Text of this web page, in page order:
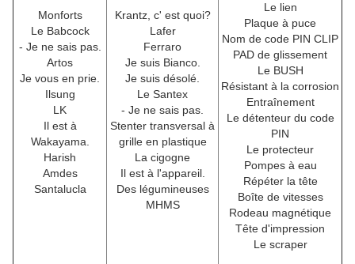
Monforts
Le Babcock
- Je ne sais pas.
Artos
Je vous en prie.
Ilsung
LK
Il est à
Wakayama.
Harish
Amdes
Santalucla
Krantz, c' est quoi?
Lafer
Ferraro
Je suis Bianco.
Je suis désolé.
Le Santex
- Je ne sais pas.
Stenter transversal à
grille en plastique
La cigogne
Il est à l'appareil.
Des légumineuses
MHMS
Le lien
Plaque à puce
Nom de code PIN CLIP
PAD de glissement
Le BUSH
Résistant à la corrosion
Entraînement
Le détenteur du code
PIN
Le protecteur
Pompes à eau
Répéter la tête
Boîte de vitesses
Rodeau magnétique
Tête d'impression
Le scraper